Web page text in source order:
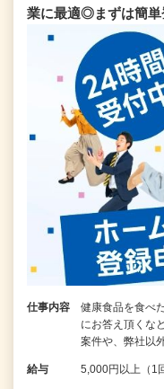
業に最適◎まずは簡単
仕事内容
健康食品を食べ
にお答え頂くな
案件や、弊社以
給与 5,000円以上（1